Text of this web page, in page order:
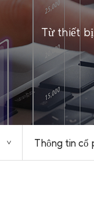
Từ thiết
Thông tin cổ